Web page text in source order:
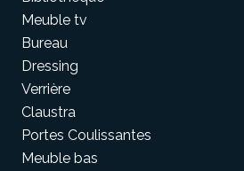
Meuble tv
Bureau
Dressing
Verrière
Claustra
Portes Coulissantes
Meuble bas